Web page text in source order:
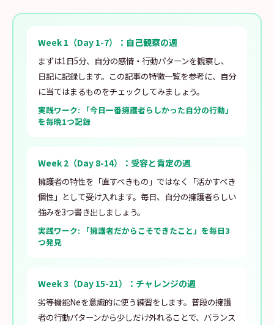
Week 1（Day 1-7）：自己観察の週
まずは1日5分、自分の感情・行動パターンを観察し、
日記に記録します。この記事の特徴一覧を参考に、自分
に当てはまるものをチェックしてみましょう。
実践ワーク: 「今日一番擁護者らしかった自分の行動」
を毎晩1つ記録
Week 2（Day 8-14）：受容と肯定の週
擁護者の特性を「直すべきもの」ではなく「活かすべき
個性」として受け入れます。毎日、自分の擁護者らしい
強みを3つ書き出しましょう。
実践ワーク: 「擁護者だからこそできたこと」を毎日3
つ発見
Week 3（Day 15-21）：チャレンジの週
劣等機能Neを意識的に使う練習をします。普段の擁護
者の行動パターンから少しだけ外れることで、バランス